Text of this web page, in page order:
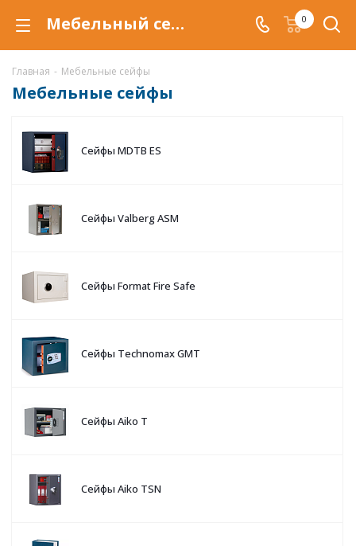
Мебельный сейф купить в Магнитогорске, мебельные сейфы по низкой цене c доставкой. 0
Главная - Мебельные сейфы
Мебельные сейфы
Сейфы MDTB ES
Сейфы Valberg ASM
Сейфы Format Fire Safe
Сейфы Technomax GMT
Сейфы Aiko T
Сейфы Aiko TSN